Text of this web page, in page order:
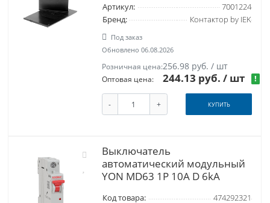
Артикул:
7001224
Бренд:
Контактор by IEK
Под заказ
Обновлено 06.08.2026
Розничная цена:256.98 руб. / шт
Оптовая цена: 244.13 руб./ шт !
- + КУПИТЬ
Выключатель
автоматический модульный
YON MD63 1P 10А D 6kA
Код товара:
474292321